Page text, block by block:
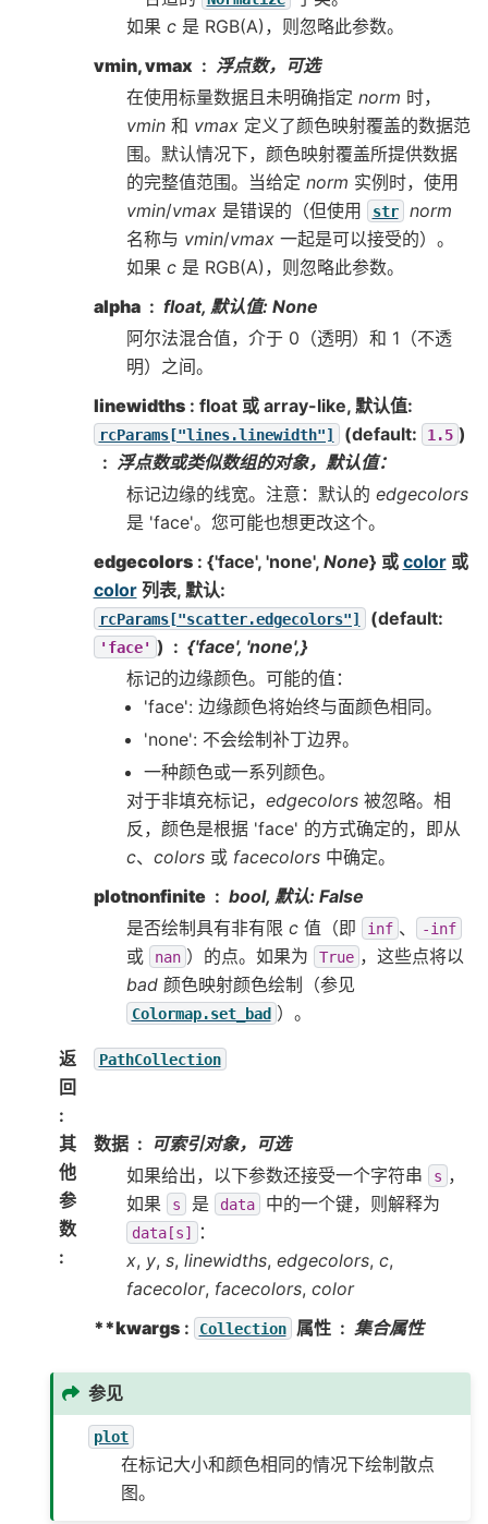
如果 c是 RGB(A)，则忽略此参数。
vmin, vmax
浮点数，可选
在使用标量数据且未明确指定 norm 时，
vmin和 vmax定义了颜色映射覆盖的数据范
围。默认情况下，颜色映射覆盖所提供数据
的完整值范围。当给定 norm 实例时，使用
vmin/vmax是错误的（但使用 str
norm
名称与 vmin/vmax一起是可以接受的）。
如果 c是 RGB(A)，则忽略此参数。
alpha
float, 默认值: None
阿尔法混合值，介于 0（透明）和 1（不透
明）之间。
linewidths: float 或 array-like, 默认值:
rcParams["lines.linewidth"] (default: 1.5 )
浮点数或类似数组的对象，默认值：
标记边缘的线宽。注意：默认的 edgecolors
是 'face'。您可能也想更改这个。
edgecolors: {'face', 'none', None} 或 color或
color列表, 默认:
rcParams["scatter.edgecolors"] (default:
'face' )
{'face', 'none',}
标记的边缘颜色。可能的值：
'face': 边缘颜色将始终与面颜色相同。
'none': 不会绘制补丁边界。
一种颜色或一系列颜色。
对于非填充标记， edgecolors被忽略。相
反，颜色是根据 'face' 的方式确定的，即从
c、 colors或 facecolors中确定。
plotnonfinite
bool, 默认: False
是否绘制具有非有限 c值（即 inf 、 -inf
或 nan ）的点。如果为 True ，这些点将以
bad颜色映射颜色绘制（参见
Colormap.set_bad ）。
返
回
:
PathCollection
其
他
参
数
:
数据
可索引对象，可选
如果给出，以下参数还接受一个字符串
s ，
如果
s 是 data 中的一个键，则解释为
data[s]
：
x, y, s, linewidths, edgecolors, c,
facecolor, facecolors, color
**kwargs: Collection 属性 集合属性
参见
plot
在标记大小和颜色相同的情况下绘制散点
图。